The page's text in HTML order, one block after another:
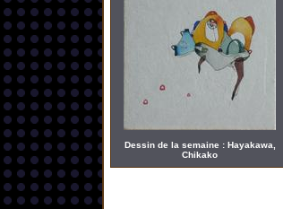
Dessin de la semaine : Hayakawa,
Chikako